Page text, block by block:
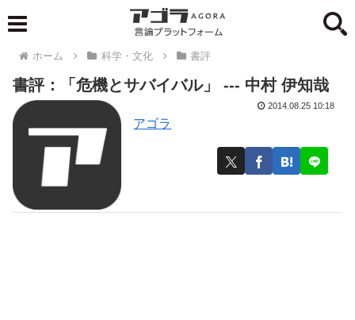
ホーム 科学・文化 書評
書評：「危機とサバイバル」 --- 中村 伊知哉
アゴラ
2014.08.25 10:18